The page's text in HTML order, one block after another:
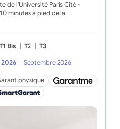
de l'Université Paris Cité -
minutes à pied de la
T1 Bis | T2 | T3
| Septembre 2026
physique